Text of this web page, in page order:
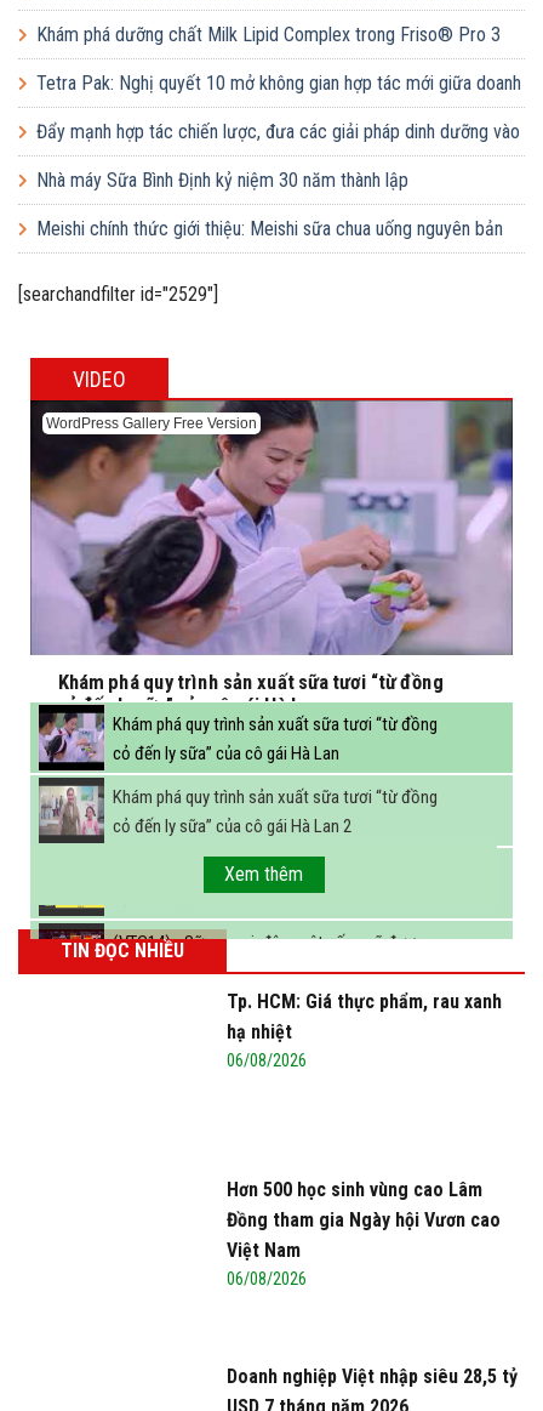
lớp dạy bơi mô hình điểm cho học sinh tại tỉnh Bắc Ninh
Khám phá dưỡng chất Milk Lipid Complex trong Friso® Pro 3
Tetra Pak: Nghị quyết 10 mở không gian hợp tác mới giữa doanh
nghiệp FDI và doanh nghiệp Việt
Đẩy mạnh hợp tác chiến lược, đưa các giải pháp dinh dưỡng vào
trường học
Nhà máy Sữa Bình Định kỷ niệm 30 năm thành lập
Meishi chính thức giới thiệu: Meishi sữa chua uống nguyên bản
[searchandfilter id="2529"]
VIDEO
WordPress Gallery Free Version
Khám phá quy trình sản xuất sữa tươi “từ đồng
cỏ đến ly sữa” của cô gái Hà Lan
Khám phá quy trình sản xuất sữa tươi “từ đồng
cỏ đến ly sữa” của cô gái Hà Lan
Khám phá quy trình sản xuất sữa tươi “từ đồng
cỏ đến ly sữa” của cô gái Hà Lan 2
FBNC - Ngành sữa hướng tới mục tiêu 3,4 tỷ lít
sữa vào năm 2025
(VTC14) - Sữa ngoại, động vật sống sẽ được
miễn thuế nhập khẩu
Xem thêm
TIN ĐỌC NHIỀU
Tp. HCM: Giá thực phẩm, rau xanh
hạ nhiệt
06/08/2026
Hơn 500 học sinh vùng cao Lâm
Đồng tham gia Ngày hội Vươn cao
Việt Nam
06/08/2026
Doanh nghiệp Việt nhập siêu 28,5 tỷ